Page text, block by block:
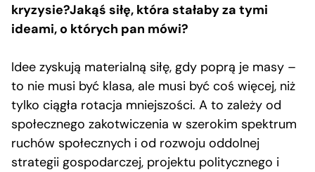
kryzysie?Jakąś siłę, która stałaby za tymi
ideami, o których pan mówi?
Idee zyskują materialną siłę, gdy poprą je masy –
to nie musi być klasa, ale musi być coś więcej, niż
tylko ciągła rotacja mniejszości. A to zależy od
społecznego zakotwiczenia w szerokim spektrum
ruchów społecznych i od rozwoju oddolnej
strategii gospodarczej, projektu politycznego i